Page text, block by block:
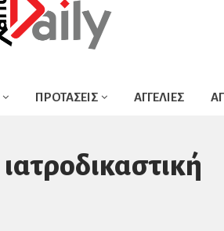
ΠΡΟΤΑΣΕΙΣ ΑΓΓΕΛΙΕΣ